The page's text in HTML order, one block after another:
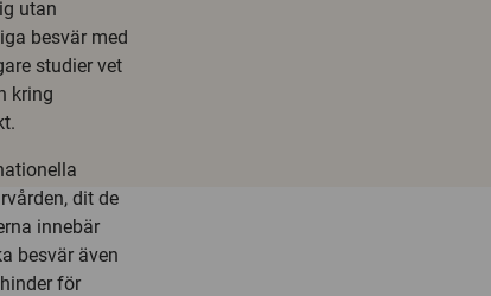
utan
besvär med
studier vet
kring
dit de
innebär
besvär även
för